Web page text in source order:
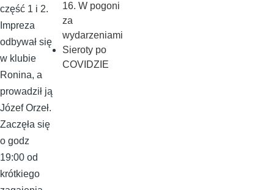
część 1 i 2.
Impreza
odbywał się
w klubie
Ronina, a
prowadził ją
Józef Orzeł.
Zaczęła się
o godz
19:00 od
krótkiego
16. W pogoni
za
wydarzeniami
Sieroty po
COVIDZIE